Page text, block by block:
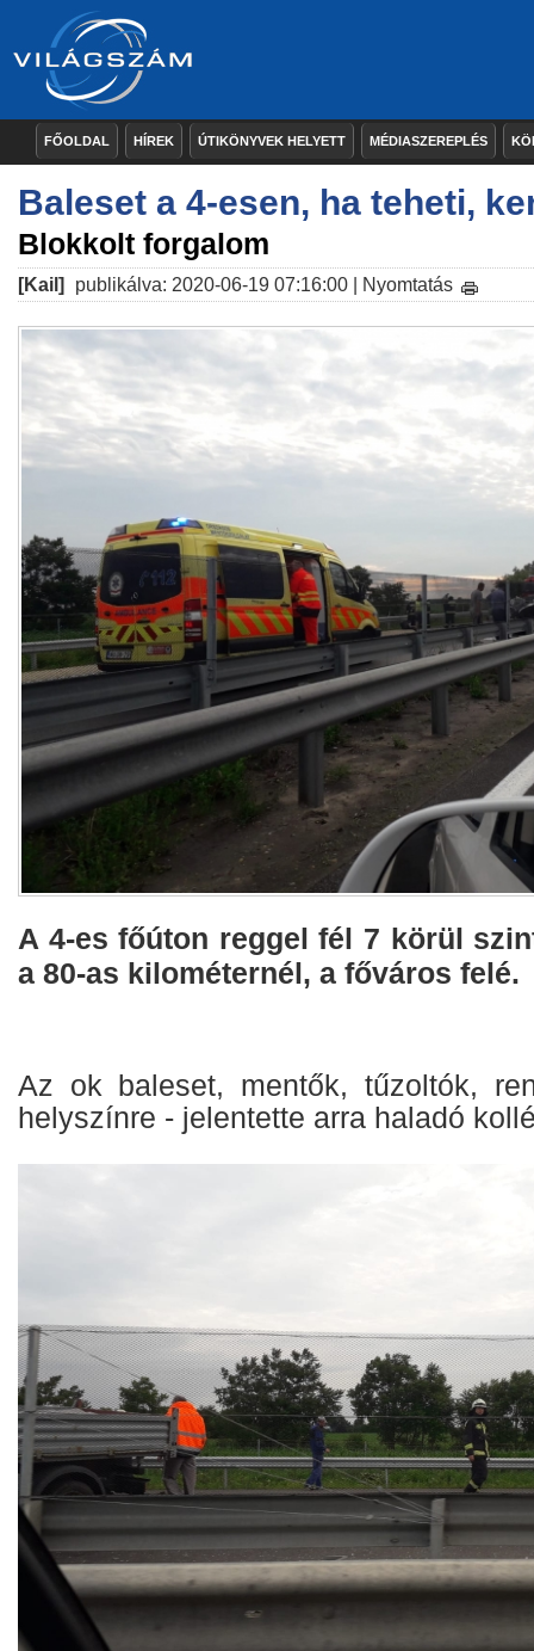
FŐOLDAL HÍREK ÚTIKÖNYVEK HELYETT MÉDIASZEREPLÉS
Baleset a 4-esen, ha teheti,
Blokkolt forgalom
[Kail] publikálva: 2020-06-19 07:16:00 | Nyomtatás
A 4-es főúton reggel fél 7 körül
a 80-as kilométernél, a főváros felé.
Az ok baleset, mentők, tűzoltók,
helyszínre - jelentette arra haladó